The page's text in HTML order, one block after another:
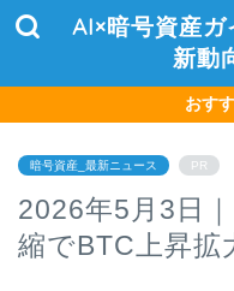
AI×暗号資産
新動
おす
暗号資産_最新ニュース PR
2026年5月3日
縮でBTC上昇拡